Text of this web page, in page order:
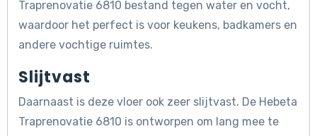
Traprenovatie 6810 bestand tegen water en vocht,
waardoor het perfect is voor keukens, badkamers en
andere vochtige ruimtes.
Slijtvast
Daarnaast is deze vloer ook zeer slijtvast. De Hebeta
Traprenovatie 6810 is ontworpen om lang mee te